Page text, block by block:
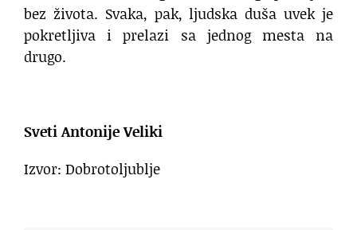
bez života. Svaka, pak, ljudska duša uvek je
pokretljiva i prelazi sa jednog mesta na
drugo.
Sveti Antonije Veliki
Izvor: Dobrotoljublje